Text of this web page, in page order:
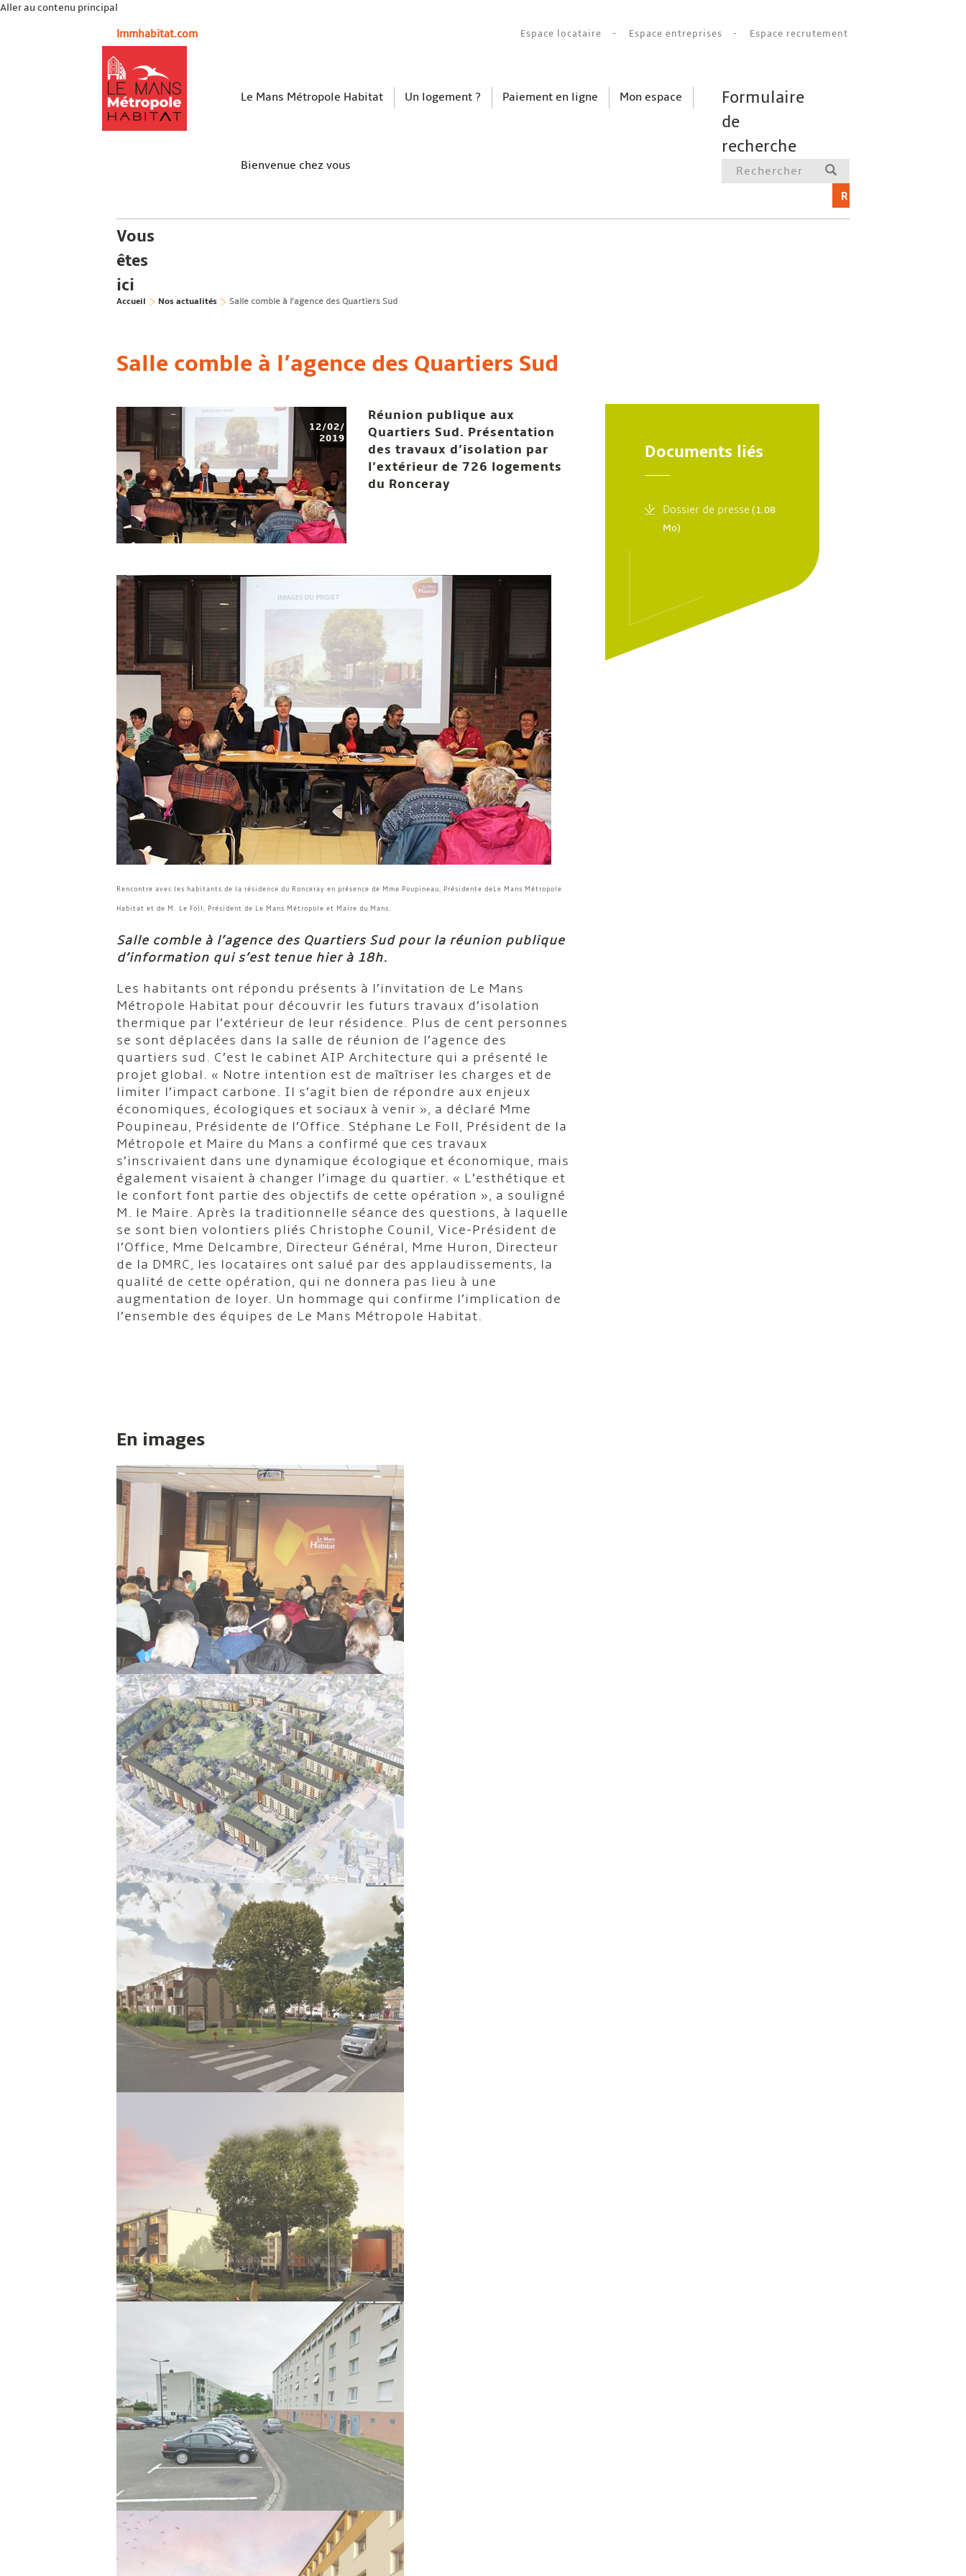
Aller au contenu principal
lmmhabitat.com Espace locataire Espace entreprises Espace recrutement
Le Mans Métropole Habitat Un logement ? Paiement en ligne Mon espace
Bienvenue chez vous
Formulaire
de
recherche
RECHERCHER
Vous
êtes
ici
Accueil Nos actualités Salle comble à l’agence des Quartiers Sud
Salle comble à l’agence des Quartiers Sud
12/02/
2019
Réunion publique aux
Quartiers Sud. Présentation
des travaux d’isolation par
l’extérieur de 726 logements
du Ronceray
Rencontre avec les habitants de la résidence du Ronceray en présence de Mme Poupineau, Présidente deLe Mans Métropole
Habitat et de M. Le Foll, Président de Le Mans Métropole et Maire du Mans.
Salle comble à l’agence des Quartiers Sud pour la réunion publique
d’information qui s’est tenue hier à 18h.
Les habitants ont répondu présents à l’invitation de Le Mans
Métropole Habitat pour découvrir les futurs travaux d’isolation
thermique par l’extérieur de leur résidence. Plus de cent personnes
se sont déplacées dans la salle de réunion de l’agence des
quartiers sud. C’est le cabinet AIP Architecture qui a présenté le
projet global. « Notre intention est de maîtriser les charges et de
limiter l’impact carbone. Il s’agit bien de répondre aux enjeux
économiques, écologiques et sociaux à venir », a déclaré Mme
Poupineau, Présidente de l’Office. Stéphane Le Foll, Président de la
Métropole et Maire du Mans a confirmé que ces travaux
s’inscrivaient dans une dynamique écologique et économique, mais
également visaient à changer l’image du quartier. « L’esthétique et
le confort font partie des objectifs de cette opération », a souligné
M. le Maire. Après la traditionnelle séance des questions, à laquelle
se sont bien volontiers pliés Christophe Counil, Vice-Président de
l’Office, Mme Delcambre, Directeur Général, Mme Huron, Directeur
de la DMRC, les locataires ont salué par des applaudissements, la
qualité de cette opération, qui ne donnera pas lieu à une
augmentation de loyer. Un hommage qui confirme l’implication de
l’ensemble des équipes de Le Mans Métropole Habitat.
En images
Documents liés
Dossier de presse(1.08
Mo)